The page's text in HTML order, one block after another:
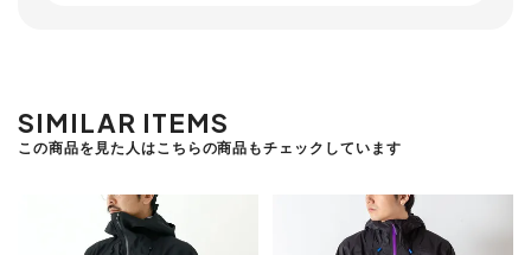
SIMILAR ITEMS
この商品を見た人はこちらの商品もチェックしています